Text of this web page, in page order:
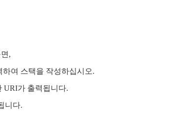
,
여 스택을 작성하십시오.
URI가 출력됩니다.
니다.